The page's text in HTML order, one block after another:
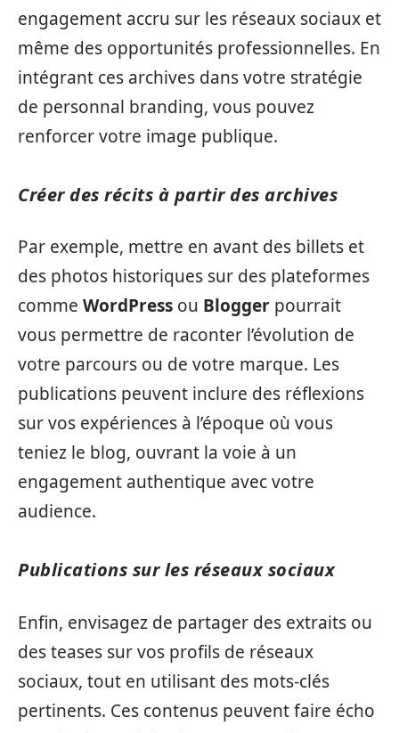
engagement accru sur les réseaux sociaux et
même des opportunités professionnelles. En
intégrant ces archives dans votre stratégie
de personnal branding, vous pouvez
renforcer votre image publique.
Créer des récits à partir des archives
Par exemple, mettre en avant des billets et
des photos historiques sur des plateformes
comme WordPress ou Blogger pourrait
vous permettre de raconter l’évolution de
votre parcours ou de votre marque. Les
publications peuvent inclure des réflexions
sur vos expériences à l’époque où vous
teniez le blog, ouvrant la voie à un
engagement authentique avec votre
audience.
Publications sur les réseaux sociaux
Enfin, envisagez de partager des extraits ou
des teases sur vos profils de réseaux
sociaux, tout en utilisant des mots-clés
pertinents. Ces contenus peuvent faire écho